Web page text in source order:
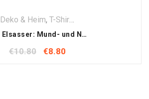
Deko & Heim, T-Shirt ,
Kurt Elsasser: Mund- und Nasenmaske für Erwachsene
€10.80 €8.80